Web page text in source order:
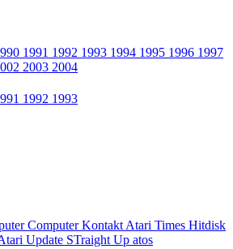
1991 1992 1993 1994 1995 1996 1997
2003 2004
1992 1993
Computer Kontakt Atari Times Hitdisk
Update STraight Up atos